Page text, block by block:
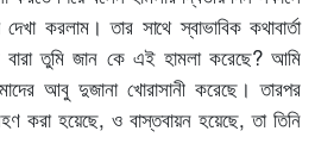
করলাম। তার সাথে স্বাভাবিক কথাবার্তা
তুমি জান কে এই হামলা করেছে?আমি
আবু দুজানা খোরাসানী করেছে। তারপর
করা হয়েছে,ও বাস্তবায়ন হয়েছে, তা তিনি